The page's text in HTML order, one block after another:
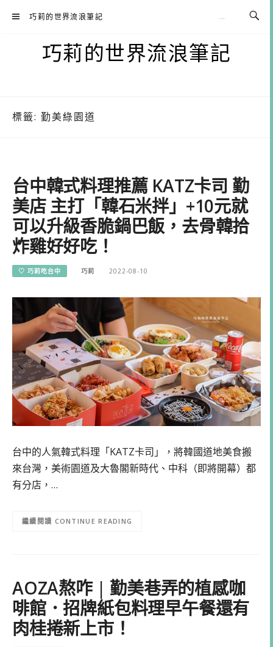
巧莉的世界流浪筆記
巧莉的世界流浪筆記
標籤: 勤美綠園道
台中韓式料理推薦 KATZ卡司 勤
美店 主打「韓石米拌」+10元就
可以升級香脆鍋巴飯，去骨韓拾
炸雞好好吃！
♡ 巧莉吃台中 巧莉 2022-08-10
台中的人氣韓式料理「KATZ卡司」，將韓國道地美食搬
來台灣，美術園道及大魯閣新時代、中科（即將開幕）都
有分店，…
CONTINUE READING
AOZA熬咋 | 勤美巷弄的植感咖
啡館．招牌紙包料理早午餐還有
肉桂捲新上市！